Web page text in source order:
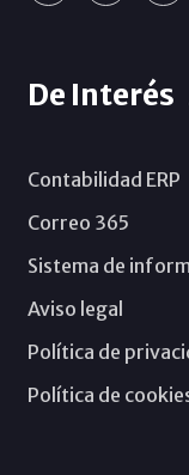
De Interés
Contabilidad ERP
Correo 365
Sistema de
Aviso legal
Política de
Política de